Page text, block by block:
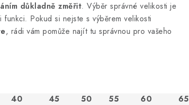
důkladně změřit. Výběr správné velikosti je
Pokud si nejste s výběrem velikosti
, rádi vám pomůže najít tu správnou pro vašeho
40 45 50 55 60 65